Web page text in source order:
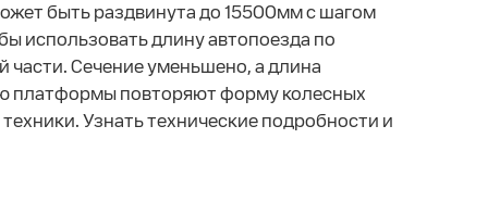
быть раздвинута до 15500мм с шагом
использовать длину автопоезда по
части. Сечение уменьшено, а длина
платформы повторяют форму колесных
Узнать технические подробности и